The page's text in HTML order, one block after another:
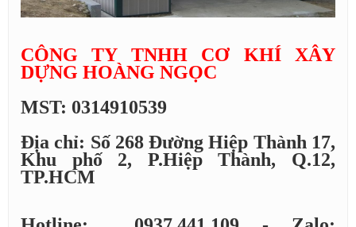
CÔNG TY TNHH CƠ KHÍ XÂY
DỰNG HOÀNG NGỌC
MST: 0314910539
Địa chỉ: Số 268 Đường Hiệp Thành 17,
Khu phố 2, P.Hiệp Thành, Q.12,
TP.HCM